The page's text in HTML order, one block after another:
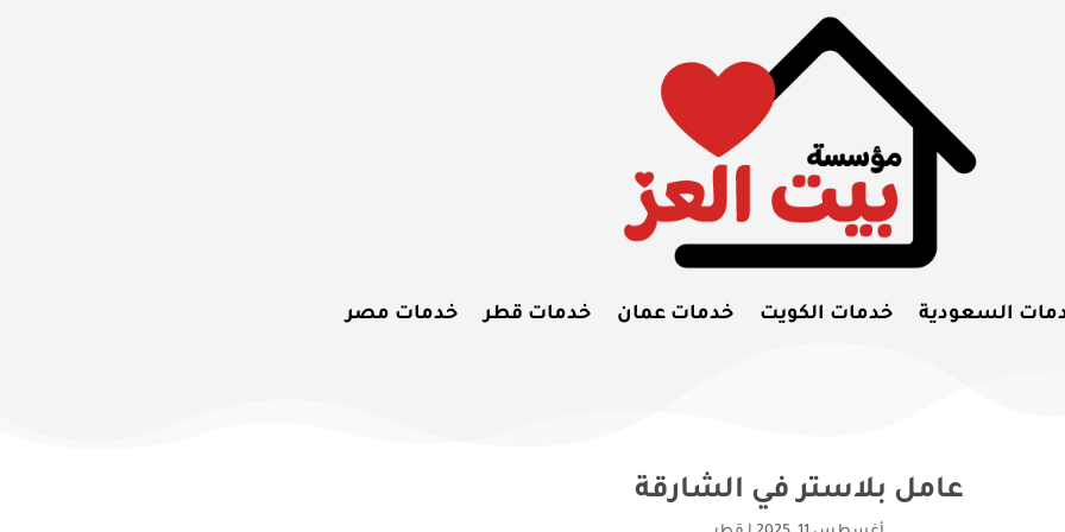
السعودية خدمات الكويت خدمات عمان خدمات قطر خدمات مصر
عامل بلاستر في الشارقة